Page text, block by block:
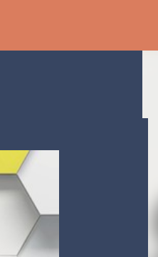
SHADOW LABYRINTH